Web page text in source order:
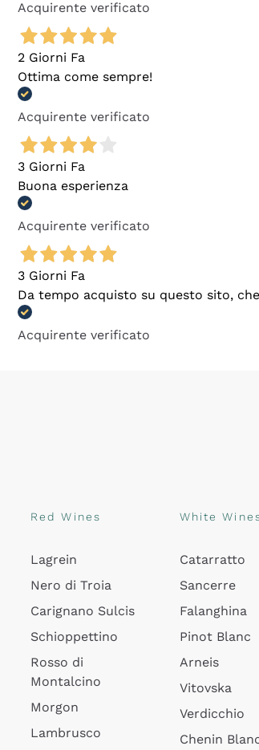
Acquirente verificato
2 Giorni Fa
Ottima come sempre!
Acquirente verificato
3 Giorni Fa
Buona esperienza
Acquirente verificato
3 Giorni Fa
Da tempo acquisto su questo sito,
Acquirente verificato
Red Wines
Lagrein
Nero di Troia
Carignano Sulcis
Schioppettino
Rosso di
Montalcino
Morgon
Lambrusco
White
Catarratto
Sancerre
Falanghina
Pinot Blanc
Arneis
Vitovska
Verdicchio
Chenin